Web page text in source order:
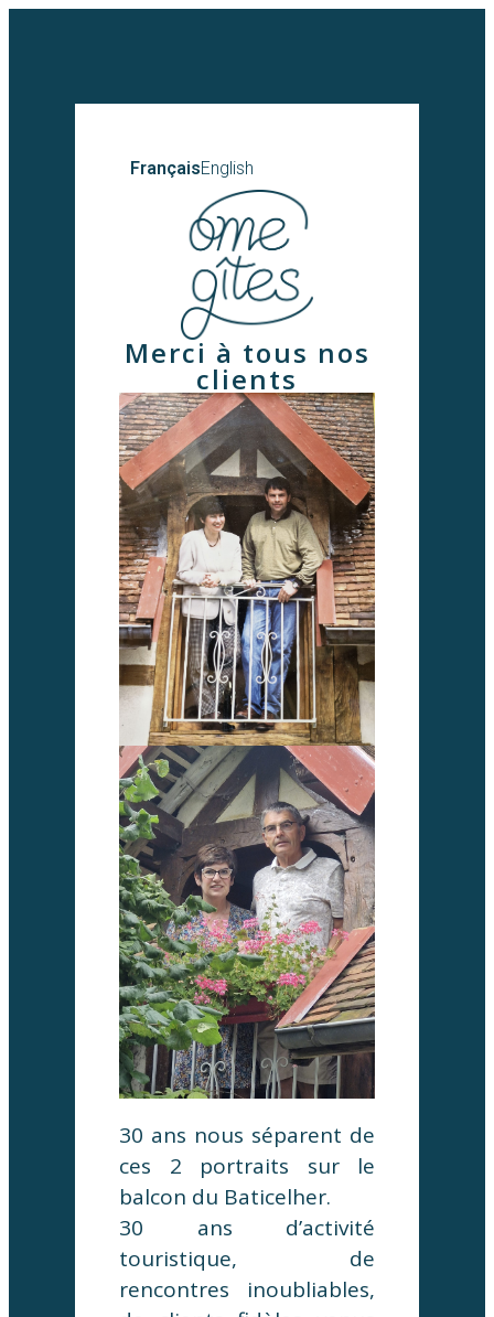
FrançaisEnglish
Merci à tous nos
clients
30 ans nous séparent de
ces 2 portraits sur le
balcon du Baticelher.
30 ans d’activité
touristique, de
rencontres inoubliables,